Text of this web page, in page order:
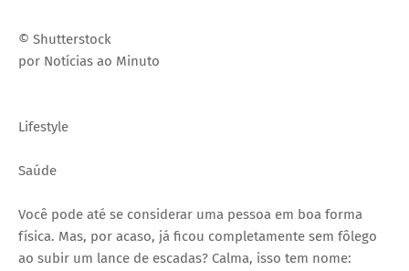
© Shutterstock
por Notícias ao Minuto
Lifestyle
Saúde
Você pode até se considerar uma pessoa em boa forma
física. Mas, por acaso, já ficou completamente sem fôlego
ao subir um lance de escadas? Calma, isso tem nome: